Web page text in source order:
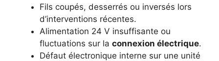
Fils coupés, desserrés ou inversés lors
d’interventions récentes.
Alimentation 24 V insuffisante ou
fluctuations sur la connexion électrique.
Défaut électronique interne sur une unité